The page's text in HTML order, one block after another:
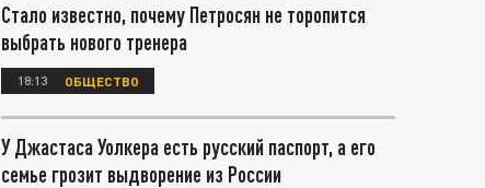
Стало известно, почему Петросян не торопится
выбрать нового тренера
18:13 ОБЩЕСТВО
У Джастаса Уолкера есть русский паспорт, а его
семье грозит выдворение из России